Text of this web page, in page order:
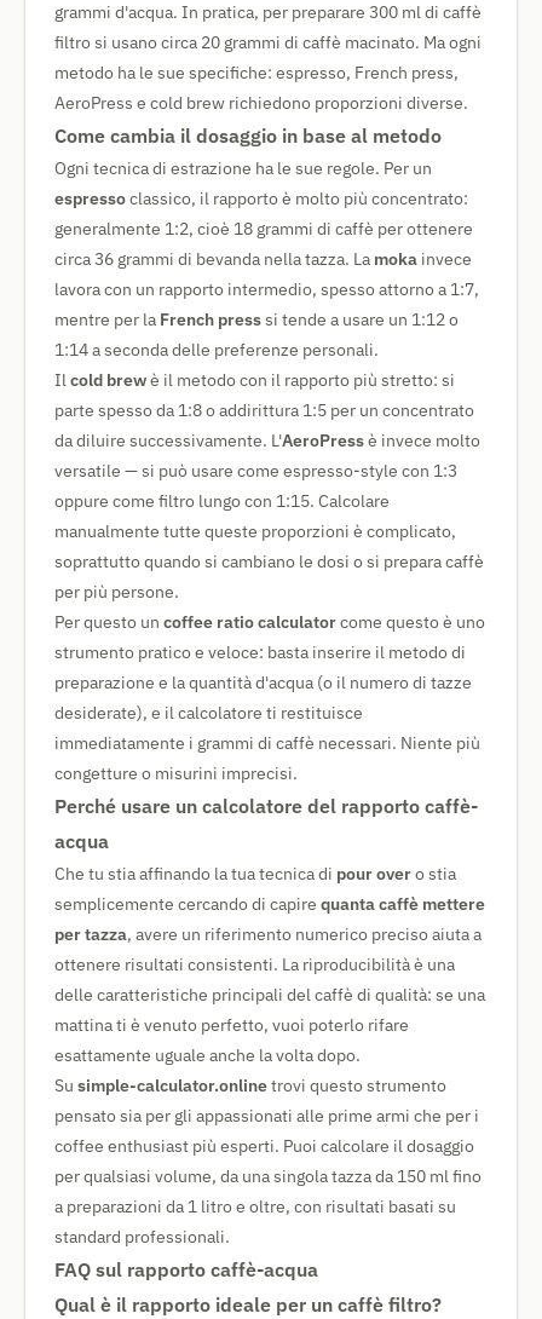
grammi d'acqua. In pratica, per preparare 300 ml di caffè
filtro si usano circa 20 grammi di caffè macinato. Ma ogni
metodo ha le sue specifiche: espresso, French press,
AeroPress e cold brew richiedono proporzioni diverse.
Come cambia il dosaggio in base al metodo
Ogni tecnica di estrazione ha le sue regole. Per un
espressoclassico, il rapporto è molto più concentrato:
generalmente 1:2, cioè 18 grammi di caffè per ottenere
circa 36 grammi di bevanda nella tazza. La moka invece
lavora con un rapporto intermedio, spesso attorno a 1:7,
mentre per la French presssi tende a usare un 1:12 o
1:14 a seconda delle preferenze personali.
Ilcold brewè il metodo con il rapporto più stretto: si
parte spesso da 1:8 o addirittura 1:5 per un concentrato
da diluire successivamente. L'AeroPressè invece molto
versatile — si può usare come espresso-style con 1:3
oppure come filtro lungo con 1:15. Calcolare
manualmente tutte queste proporzioni è complicato,
soprattutto quando si cambiano le dosi o si prepara caffè
per più persone.
Per questo un coffee ratio calculatorcome questo è uno
strumento pratico e veloce: basta inserire il metodo di
preparazione e la quantità d'acqua (o il numero di tazze
desiderate), e il calcolatore ti restituisce
immediatamente i grammi di caffè necessari. Niente più
congetture o misurini imprecisi.
Perché usare un calcolatore del rapporto caffè-
acqua
Che tu stia affinando la tua tecnica di pour overo stia
semplicemente cercando di capire quanta caffè mettere
per tazza, avere un riferimento numerico preciso aiuta a
ottenere risultati consistenti. La riproducibilità è una
delle caratteristiche principali del caffè di qualità: se una
mattina ti è venuto perfetto, vuoi poterlo rifare
esattamente uguale anche la volta dopo.
Su simple-calculator.onlinetrovi questo strumento
pensato sia per gli appassionati alle prime armi che per i
coffee enthusiast più esperti. Puoi calcolare il dosaggio
per qualsiasi volume, da una singola tazza da 150 ml fino
a preparazioni da 1 litro e oltre, con risultati basati su
standard professionali.
FAQ sul rapporto caffè-acqua
Qual è il rapporto ideale per un caffè filtro?